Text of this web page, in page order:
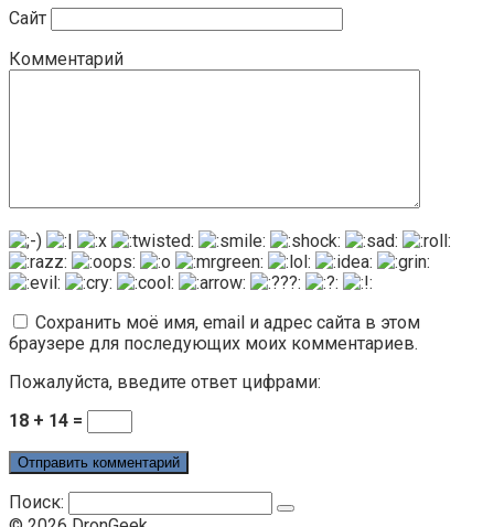
Сайт
Комментарий
Сохранить моё имя, email и адрес сайта в этом
браузере для последующих моих комментариев.
Пожалуйста, введите ответ цифрами:
18 + 14 =
Поиск: